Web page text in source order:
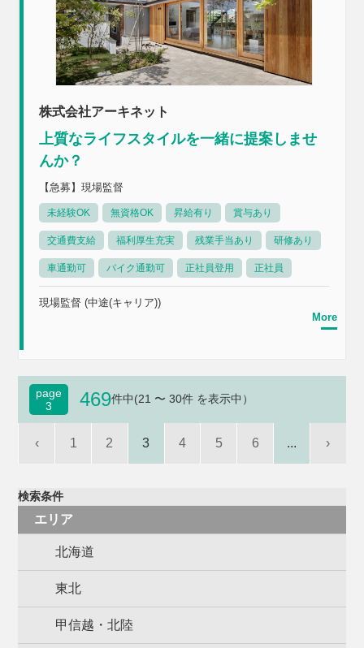
株式会社アーキネット
上質なライフスタイルを一緒に提案しませ
んか？
【急募】現場監督
未経験OK 無資格OK 昇給有り 賞与あり
交通費支給 福利厚生充実 残業手当あり 研修あり
車通勤可 バイク通勤可 正社員登用 正社員
現場監督 (中途(キャリア))
More
page
3
469件中(21 〜 30件 を表示中）
‹ 1 2 3 4 5 6 ... ›
検索条件
エリア
北海道
東北
甲信越・北陸